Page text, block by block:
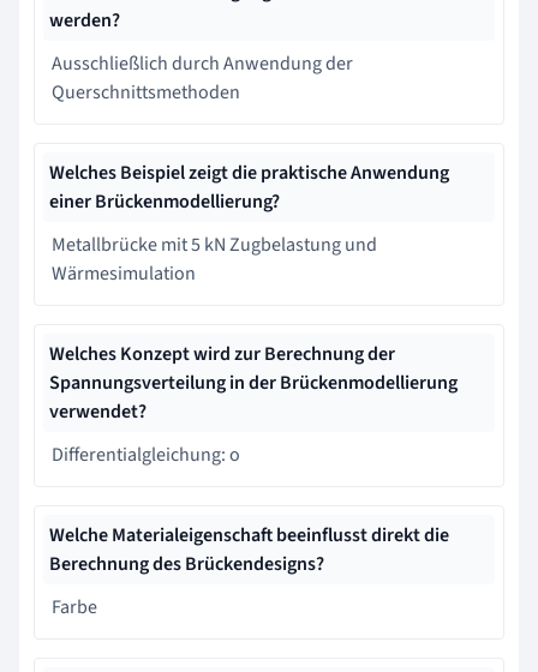
werden?
Ausschließlich durch Anwendung der
Querschnittsmethoden
Welches Beispiel zeigt die praktische Anwendung
einer Brückenmodellierung?
Metallbrücke mit 5 kN Zugbelastung und
Wärmesimulation
Welches Konzept wird zur Berechnung der
Spannungsverteilung in der Brückenmodellierung
verwendet?
Differentialgleichung: o
Welche Materialeigenschaft beeinflusst direkt die
Berechnung des Brückendesigns?
Farbe